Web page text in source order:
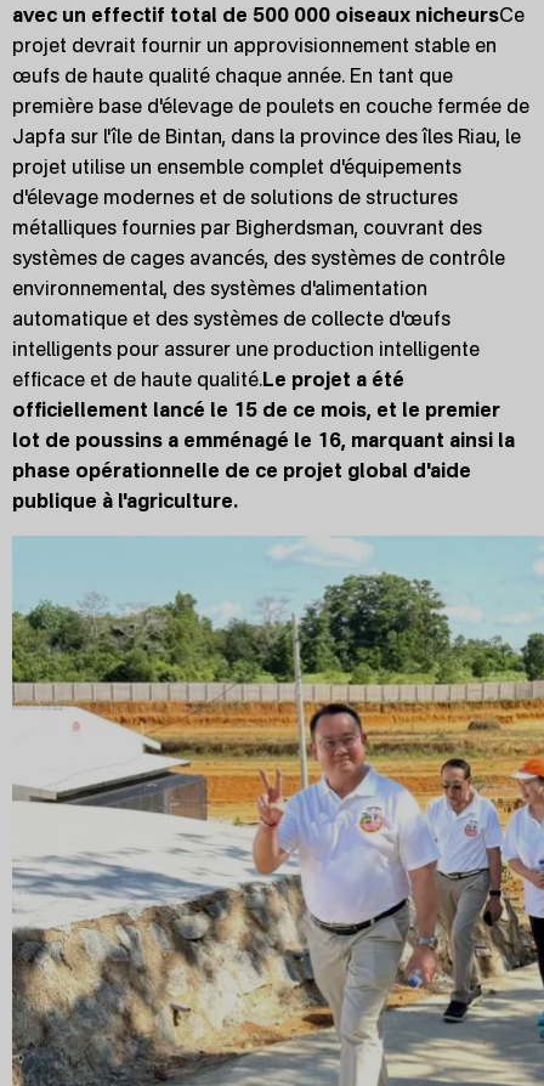
avec un effectif total de 500 000 oiseaux nicheursCe
projet devrait fournir un approvisionnement stable en
œufs de haute qualité chaque année. En tant que
première base d'élevage de poulets en couche fermée de
Japfa sur l'île de Bintan, dans la province des îles Riau, le
projet utilise un ensemble complet d'équipements
d'élevage modernes et de solutions de structures
métalliques fournies par Bigherdsman, couvrant des
systèmes de cages avancés, des systèmes de contrôle
environnemental, des systèmes d'alimentation
automatique et des systèmes de collecte d'œufs
intelligents pour assurer une production intelligente
efficace et de haute qualité.Le projet a été
officiellement lancé le 15 de ce mois, et le premier
lot de poussins a emménagé le 16, marquant ainsi la
phase opérationnelle de ce projet global d'aide
publique à l'agriculture.